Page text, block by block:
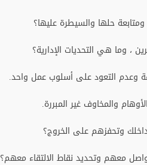
حلها والسيطرة عليها؟
، وما هي التحديات الإدارية؟
وعدم التعود على أسلوب عمل واحد.
والمخاوف غير المبررة.
وتحفزهم على الخروج؟
معهم وتحديد نقاط الالتقاء معهم؟